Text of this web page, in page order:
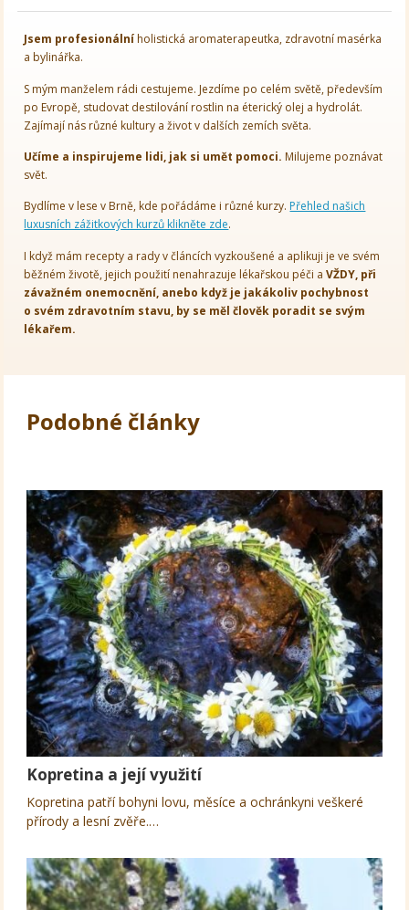
Jsem profesionálníholistická aromaterapeutka, zdravotní masérka
a bylinářka.
S mým manželem rádi cestujeme. Jezdíme po celém světě, především
po Evropě, studovat destilování rostlin na éterický olej a hydrolát.
Zajímají nás různé kultury a život v dalších zemích světa.
Učíme a inspirujeme lidi, jak si umět pomoci. Milujeme poznávat
svět.
Bydlíme v lese v Brně, kde pořádáme i různé kurzy. Přehled našich
luxusních zážitkových kurzů klikněte zde.
I když mám recepty a rady v článcích vyzkoušené a aplikuji je ve svém
běžném životě, jejich použití nenahrazuje lékařskou péči aVŽDY, při
závažném onemocnění, anebo když je jakákoliv pochybnost
o svém zdravotním stavu, by se měl člověk poradit se svým
lékařem.
Podobné články
Kopretina a její využití
Kopretina patří bohyni lovu, měsíce a ochránkyni veškeré
přírody a lesní zvěře.…